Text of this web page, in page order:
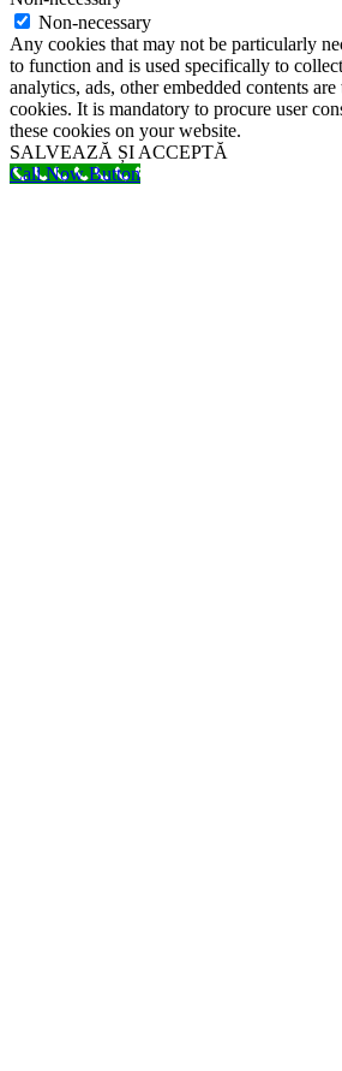
Non-necessary
Any cookies that may not be particularly
to function and is used specifically to
analytics, ads, other embedded contents
cookies. It is mandatory to procure user
these cookies on your website.
SALVEAZĂ ȘI ACCEPTĂ
Call Now Button